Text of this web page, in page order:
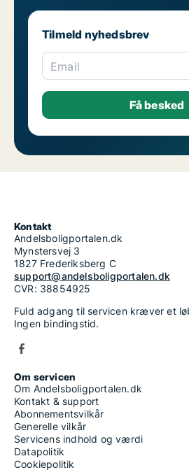
Tilmeld nyhedsbrev
Email
Kontakt
Andelsboligportalen.dk
Mynstersvej 3
1827 Frederiksberg C
support@andelsboligportalen.dk
CVR: 38854925
Fuld adgang til servicen kræver et
Ingen bindingstid.
Om servicen
Om Andelsboligportalen.dk
Kontakt & support
Abonnementsvilkår
Generelle vilkår
Servicens indhold og værdi
Datapolitik
Cookiepolitik